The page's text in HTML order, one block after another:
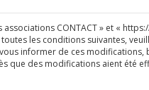
CONTACT » et «
les conditions suivantes,
informer de ces
que des modifications aient été